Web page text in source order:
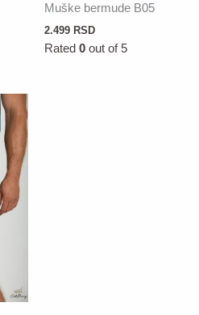
Muške bermude B05
2.499 RSD
Rated 0out of 5